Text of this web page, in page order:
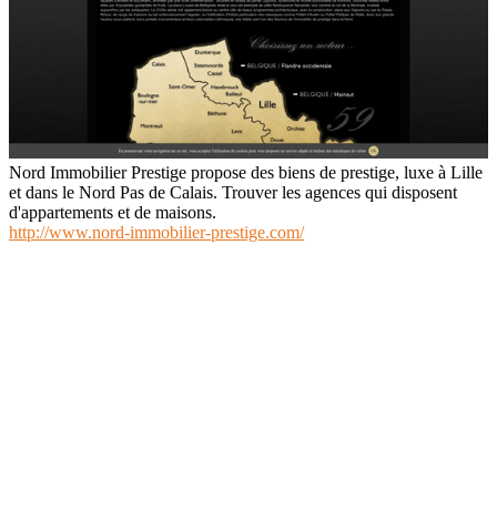
Nord Immobilier Prestige propose des biens de prestige, luxe à Lille
et dans le Nord Pas de Calais. Trouver les agences qui disposent
d'appartements et de maisons.
http://www.nord-immobilier-prestige.com/